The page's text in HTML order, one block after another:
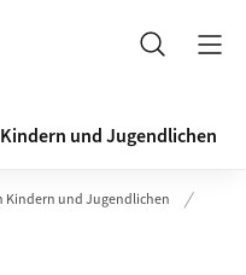
Suche
und Jugendlichen
Kindern und Jugendlichen